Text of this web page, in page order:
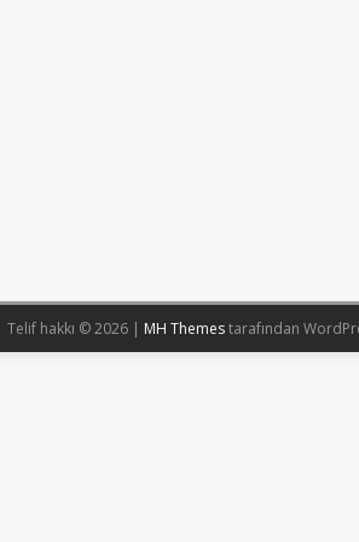
Telif hakkı © 2026 | MH Themestarafından